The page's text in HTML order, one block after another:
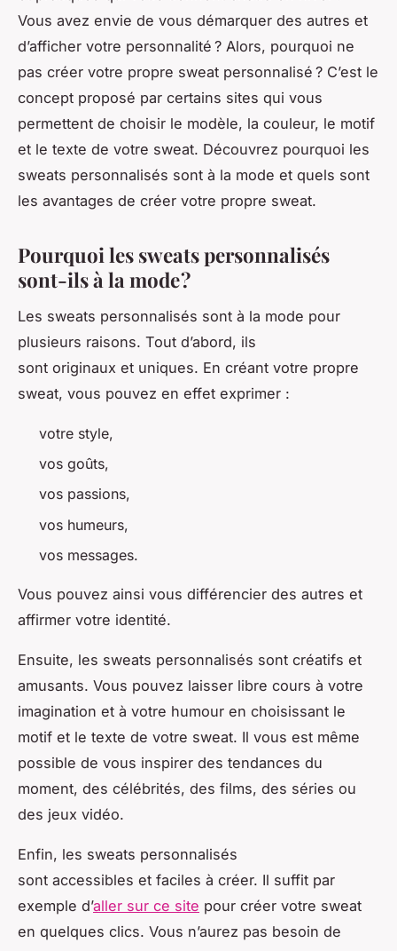
Vous avez envie de vous démarquer des autres et
d’afficher votre personnalité ? Alors, pourquoi ne
pas créer votre propre sweat personnalisé ? C’est le
concept proposé par certains sites qui vous
permettent de choisir le modèle, la couleur, le motif
et le texte de votre sweat. Découvrez pourquoi les
sweats personnalisés sont à la mode et quels sont
les avantages de créer votre propre sweat.
Pourquoi les sweats personnalisés
sont-ils à la mode ?
Les sweats personnalisés sont à la mode pour
plusieurs raisons. Tout d’abord, ils
sont originaux et uniques. En créant votre propre
sweat, vous pouvez en effet exprimer :
votre style,
vos goûts,
vos passions,
vos humeurs,
vos messages.
Vous pouvez ainsi vous différencier des autres et
affirmer votre identité.
Ensuite, les sweats personnalisés sont créatifs et
amusants. Vous pouvez laisser libre cours à votre
imagination et à votre humour en choisissant le
motif et le texte de votre sweat. Il vous est même
possible de vous inspirer des tendances du
moment, des célébrités, des films, des séries ou
des jeux vidéo.
Enfin, les sweats personnalisés
sont accessibles et faciles à créer. Il suffit par
exemple d’aller sur ce site pour créer votre sweat
en quelques clics. Vous n’aurez pas besoin de